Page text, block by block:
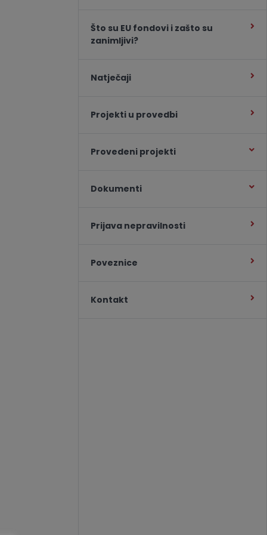
Što su EU fondovi i zašto su
zanimljivi?
Natječaji
Projekti u provedbi
Provedeni projekti
Dokumenti
Prijava nepravilnosti
Poveznice
Kontakt